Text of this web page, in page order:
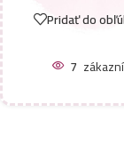
Pridať do
7